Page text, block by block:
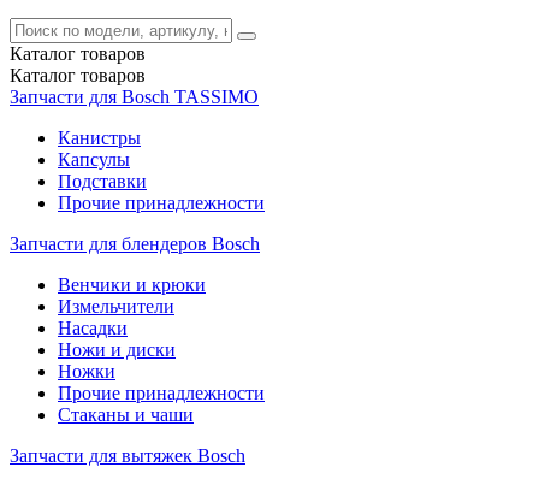
Каталог товаров
Каталог товаров
Запчасти для Bosch TASSIMO
Канистры
Капсулы
Подставки
Прочие принадлежности
Запчасти для блендеров Bosch
Венчики и крюки
Измельчители
Насадки
Ножи и диски
Ножки
Прочие принадлежности
Стаканы и чаши
Запчасти для вытяжек Bosch